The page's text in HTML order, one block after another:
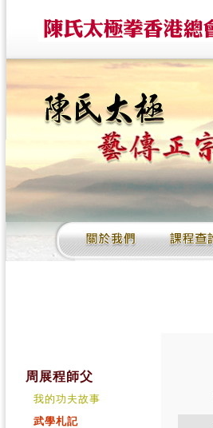
周展程師父
我的功夫故事
武學札記